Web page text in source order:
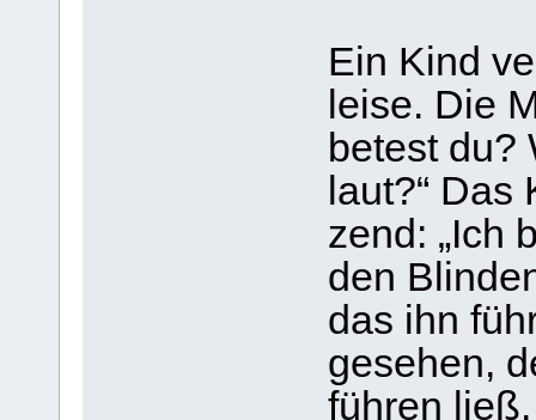
Ein Kind
leise. Die
betest du?
laut?“
zend: „Ich
den
das ihn
gese­hen,
füh­ren